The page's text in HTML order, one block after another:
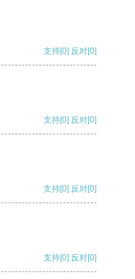
支持[0] 反对[0]
支持[0] 反对[0]
支持[0] 反对[0]
支持[0] 反对[0]